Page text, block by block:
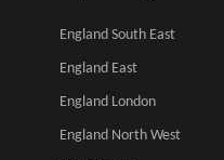
England South East
England East
England London
England North West